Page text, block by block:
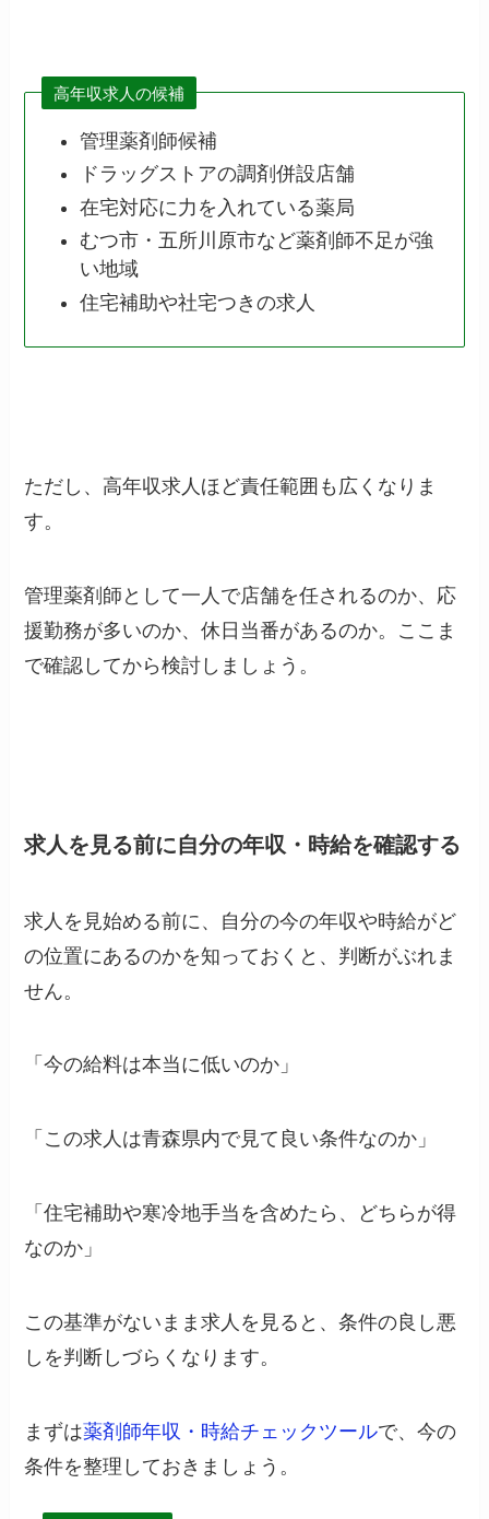
高年収求人の候補
管理薬剤師候補
ドラッグストアの調剤併設店舗
在宅対応に力を入れている薬局
むつ市・五所川原市など薬剤師不足が強
い地域
住宅補助や社宅つきの求人
ただし、高年収求人ほど責任範囲も広くなりま
す。
管理薬剤師として一人で店舗を任されるのか、応
援勤務が多いのか、休日当番があるのか。ここま
で確認してから検討しましょう。
求人を見る前に自分の年収・時給を確認する
求人を見始める前に、自分の今の年収や時給がど
の位置にあるのかを知っておくと、判断がぶれま
せん。
「今の給料は本当に低いのか」
「この求人は青森県内で見て良い条件なのか」
「住宅補助や寒冷地手当を含めたら、どちらが得
なのか」
この基準がないまま求人を見ると、条件の良し悪
しを判断しづらくなります。
まずは薬剤師年収・時給チェックツールで、今の
条件を整理しておきましょう。